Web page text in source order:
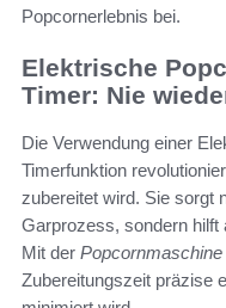
Popcornerlebnis bei.
Elektrische
Timer: Nie
Die Verwendung einer
Timerfunktion
zubereitet wird. Sie sorgt
Garprozess, sondern hilft
Mit der
Zubereitungszeit präzise